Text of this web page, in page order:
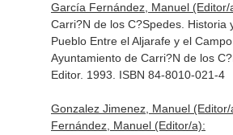
García Fernández, Manuel (Editor/
Carri?N de los C?Spedes. Historia
Pueblo Entre el Aljarafe y el
Ayuntamiento de Carri?N de los
Editor. 1993. ISBN 84-8010-021-4
Gonzalez Jimenez, Manuel
Fernández, Manuel (Editor/a):